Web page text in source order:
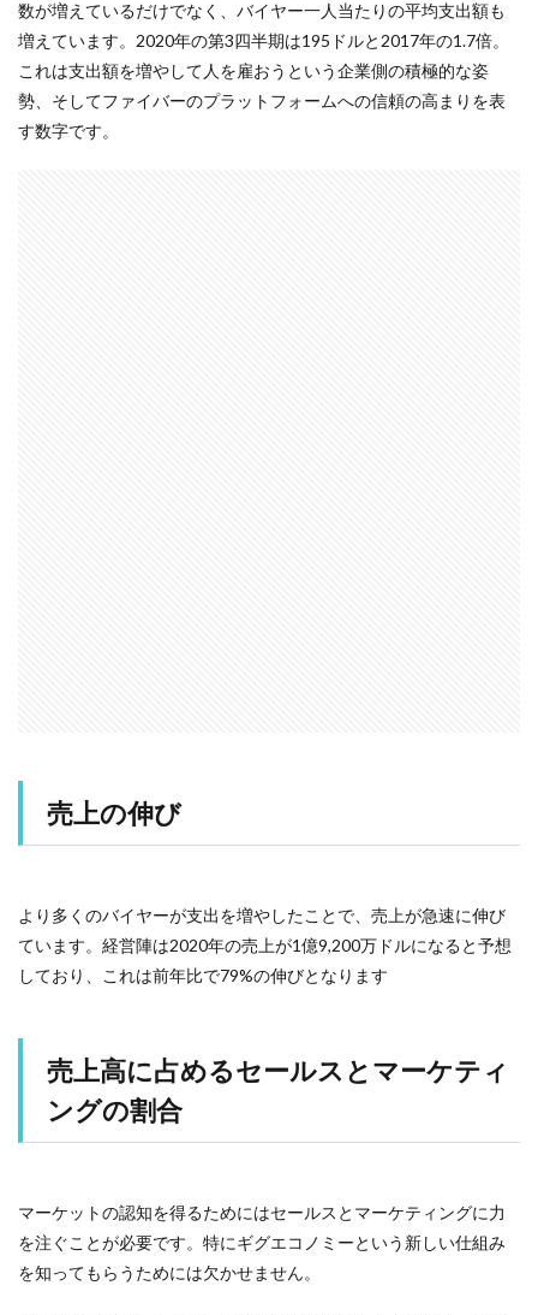
数が増えているだけでなく、バイヤー一人当たりの平均支出額も
増えています。2020年の第3四半期は195ドルと2017年の1.7倍。
これは支出額を増やして人を雇おうという企業側の積極的な姿
勢、そしてファイバーのプラットフォームへの信頼の高まりを表
す数字です。
売上の伸び
より多くのバイヤーが支出を増やしたことで、売上が急速に伸び
ています。経営陣は2020年の売上が1億9,200万ドルになると予想
しており、これは前年比で79%の伸びとなります
売上高に占めるセールスとマーケティ
ングの割合
マーケットの認知を得るためにはセールスとマーケティングに力
を注ぐことが必要です。特にギグエコノミーという新しい仕組み
を知ってもらうためには欠かせません。